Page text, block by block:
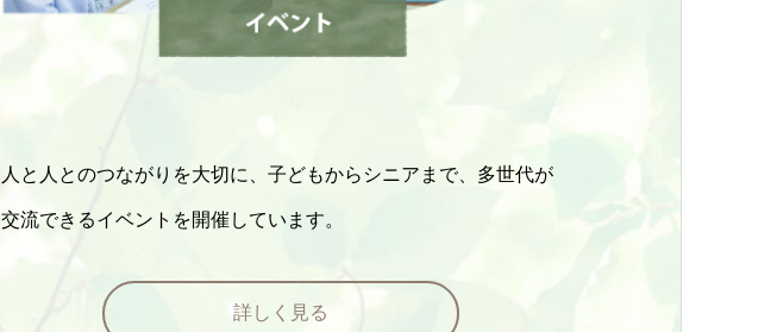
人と人とのつながりを大切に、子どもからシニアまで、多世代が
交流できるイベントを開催しています。
詳しく見る